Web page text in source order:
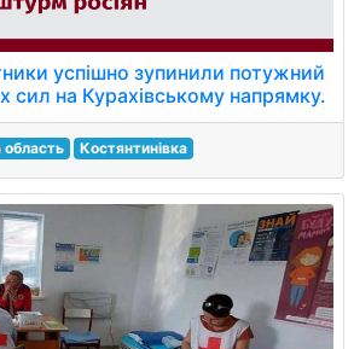
успішно зупинили потужний
сил на Курахівському напрямку.
Костянтинівка